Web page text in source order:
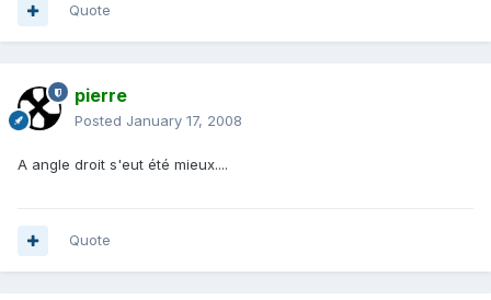
Quote
pierre
Posted January 17, 2008
A angle droit s'eut été mieux....
Quote